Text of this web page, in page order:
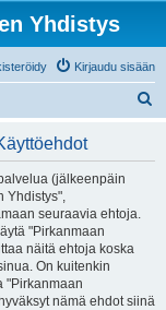
Yhdistys
Kirjaudu sisään
(jälkeenpäin
Yhdistys",
seuraavia ehtoja.
"Pirkanmaan
näitä ehtoja koska
On kuitenkin
"Pirkanmaan
nämä ehdot siinä